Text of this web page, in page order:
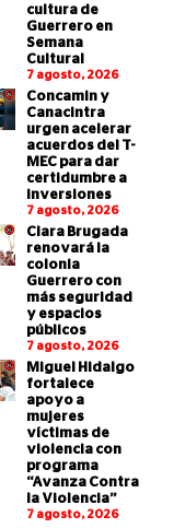
cultura de
Guerrero en
Semana
Cultural
7 agosto, 2026
Concamin y
Canacintra
urgen acelerar
acuerdos del T-
MEC para dar
certidumbre a
inversiones
7 agosto, 2026
Clara Brugada
renovará la
colonia
Guerrero con
más seguridad
y espacios
públicos
7 agosto, 2026
Miguel Hidalgo
fortalece
apoyo a
mujeres
víctimas de
violencia con
programa
“Avanza Contra
la Violencia”
7 agosto, 2026